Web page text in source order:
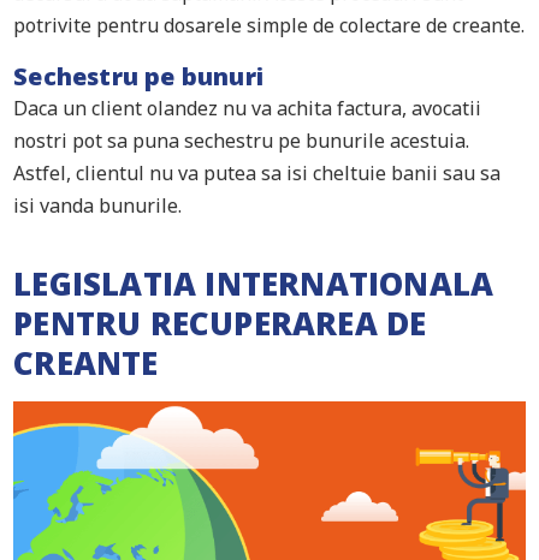
potrivite pentru dosarele simple de colectare de creante.
Sechestru pe bunuri
Daca un client olandez nu va achita factura, avocatii
nostri pot sa puna sechestru pe bunurile acestuia.
Astfel, clientul nu va putea sa isi cheltuie banii sau sa
isi vanda bunurile.
LEGISLATIA INTERNATIONALA
PENTRU RECUPERAREA DE
CREANTE